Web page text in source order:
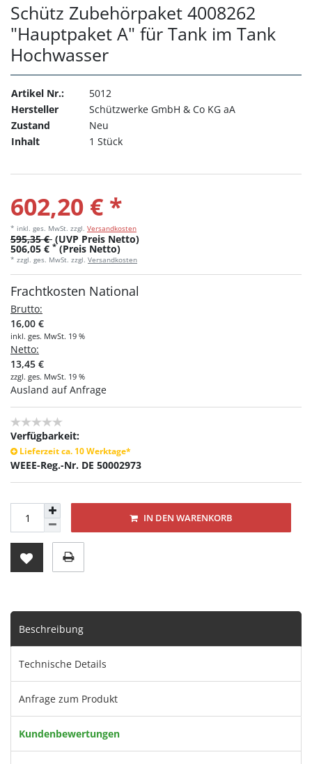
Schütz Zubehörpaket 4008262
"Hauptpaket A" für Tank im Tank
Hochwasser
Artikel Nr.:
5012
Hersteller
Schützwerke GmbH & Co KG aA
Zustand
Neu
Inhalt
1 Stück
602,20 € *
* inkl. ges. MwSt. zzgl. Versandkosten
595,35 € (UVP Preis Netto)
506,05 € * (Preis Netto)
* zzgl. ges. MwSt. zzgl. Versandkosten
Frachtkosten National
Brutto:
16,00 €
inkl. ges. MwSt. 19 %
Netto:
13,45 €
zzgl. ges. MwSt. 19 %
Ausland auf Anfrage
Verfügbarkeit:
Lieferzeit ca. 10 Werktage*
WEEE-Reg.-Nr. DE 50002973
IN DEN WARENKORB
Beschreibung
Technische Details
Anfrage zum Produkt
Kundenbewertungen